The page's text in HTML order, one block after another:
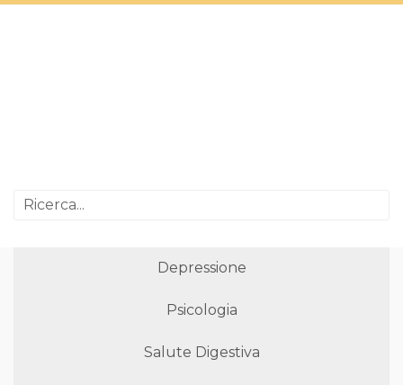
Depressione
Psicologia
Salute Digestiva